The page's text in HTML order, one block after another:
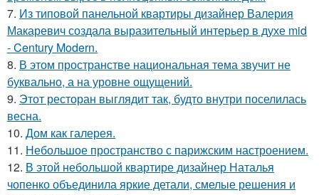
7. Из типовой панельной квартиры дизайнер Валерия
Макаревич создала выразительный интерьер в духе mid
- Century Modern.
8. В этом пространстве национальная тема звучит не
буквально, а на уровне ощущений.
9. Этот ресторан выглядит так, будто внутри поселилась
весна.
10. Дом как галерея.
11. Небольшое пространство с парижским настроением.
12. В этой небольшой квартире дизайнер Наталья
чопенко объединила яркие детали, смелые решения и